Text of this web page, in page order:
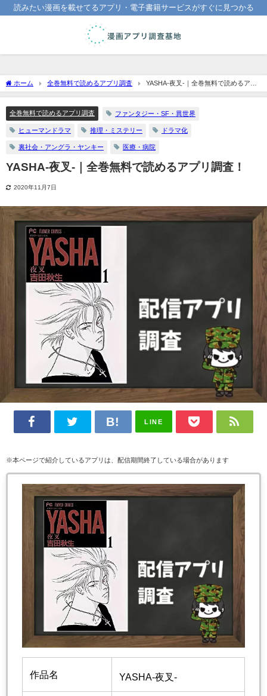
読みたい漫画を載せてるアプリ・電子書籍サービスがすぐに見つかる
ホーム 全巻無料で読めるアプリ調査
YASHA-夜叉-｜全巻無料で読めるアプ
リ調査！
全巻無料で読めるアプリ調査 ファンタジー・SF・異世界
ヒューマンドラマ 推理・ミステリー ドラマ化
裏社会・アングラ・ヤンキー 医療・病院
YASHA-夜叉-｜全巻無料で読めるアプリ調査！
2020年11月7日
LINE
※本ページで紹介しているアプリは、配信期間終了している場合があります
作品名 YASHA-夜叉-